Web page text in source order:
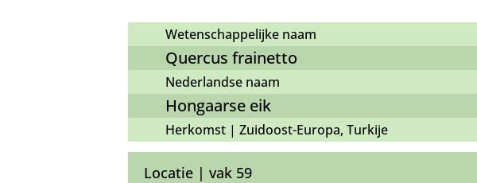
Wetenschappelijke naam
Quercus frainetto
Nederlandse naam
Hongaarse eik
Herkomst | Zuidoost-Europa, Turkije
Locatie | vak 59